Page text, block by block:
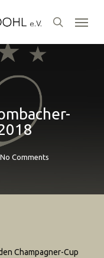
search
Menu
No Comments
Champagner-Cup